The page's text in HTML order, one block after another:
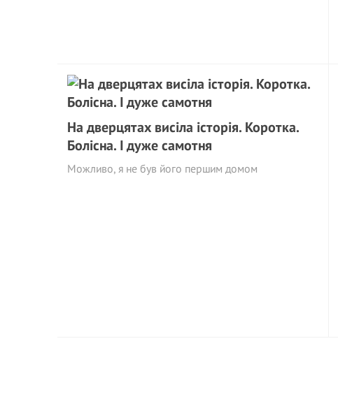
На дверцятах висіла історія. Коротка.
Болісна. І дуже самотня
Можливо, я не був його першим домом